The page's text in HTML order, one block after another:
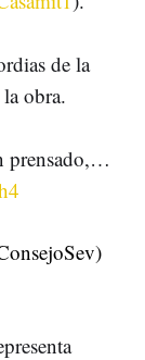
de la
obra.
prensado,…